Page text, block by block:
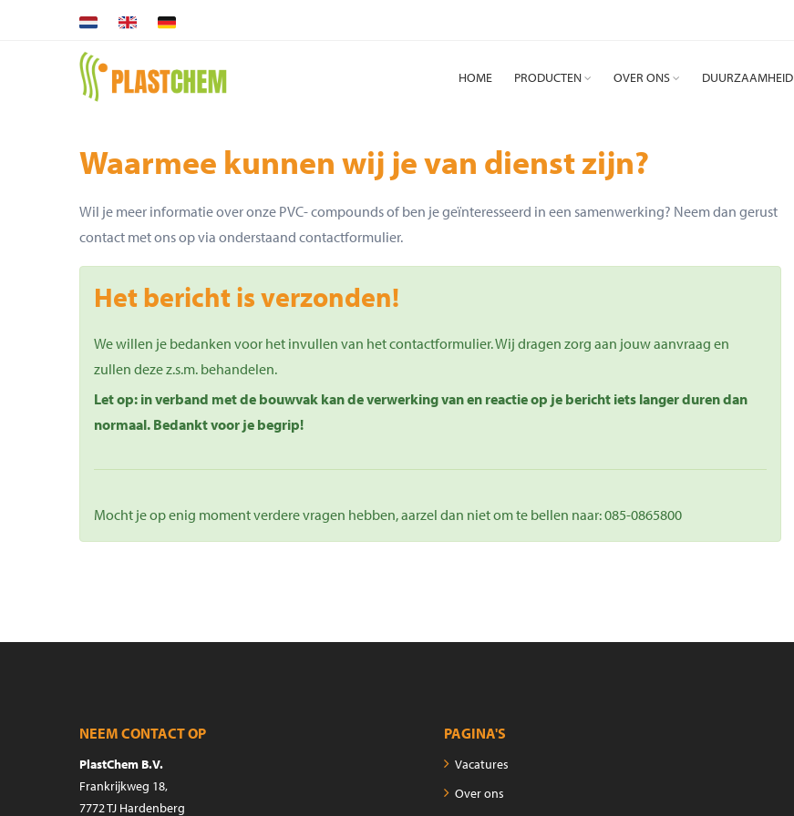
HOME PRODUCTEN OVER ONS DUURZAAMHEID
Waarmee kunnen wij je van dienst zijn?
Wil je meer informatie over onze PVC- compounds of ben je geïnteresseerd in een samenwerking? Neem dan gerust
contact met ons op via onderstaand contactformulier.
Het bericht is verzonden!
We willen je bedanken voor het invullen van het contactformulier. Wij dragen zorg aan jouw aanvraag en
zullen deze z.s.m. behandelen.
Let op: in verband met de bouwvak kan de verwerking van en reactie op je bericht iets langer duren dan
normaal. Bedankt voor je begrip!
Mocht je op enig moment verdere vragen hebben, aarzel dan niet om te bellen naar: 085-0865800
NEEM CONTACT OP
PlastChem B.V.
Frankrijkweg 18,
7772 TJ Hardenberg
PAGINA'S
Vacatures
Over ons